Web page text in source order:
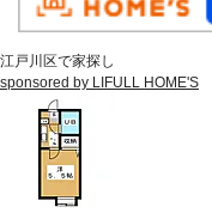
江戸川区で家探し
sponsored by LIFULL HOME'S